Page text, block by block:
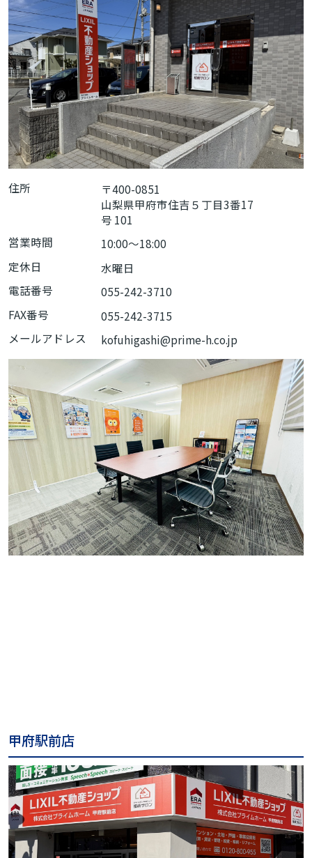
住所
〒400-0851
山梨県甲府市住吉５丁目3番17
号 101
営業時間 10:00〜18:00
定休日 水曜日
電話番号 055-242-3710
FAX番号 055-242-3715
メールアドレス kofuhigashi@prime-h.co.jp
甲府駅前店